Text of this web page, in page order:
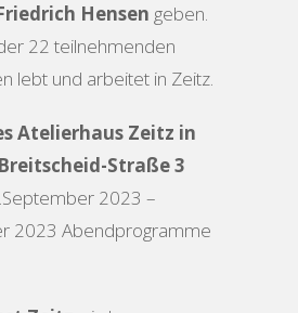
Hensen geben.
22 teilnehmenden
lebt und arbeitet in Zeitz.
Atelierhaus Zeitz in
Straße 3
2023 –
2023 Abendprogramme